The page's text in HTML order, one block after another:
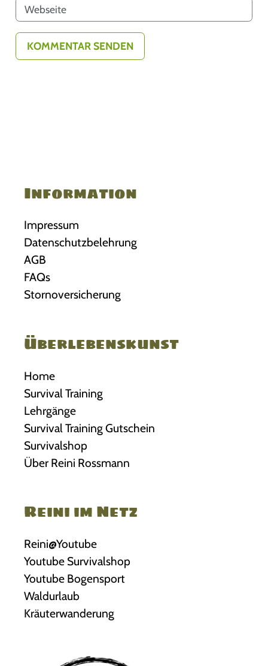
Information
Impressum
Datenschutzbelehrung
AGB
FAQs
Stornoversicherung
Überlebenskunst
Home
Survival Training
Lehrgänge
Survival Training Gutschein
Survivalshop
Über Reini Rossmann
Reini im Netz
Reini@Youtube
Youtube Survivalshop
Youtube Bogensport
Waldurlaub
Kräuterwanderung